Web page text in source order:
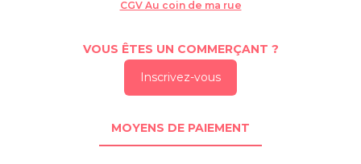
CGV Au coin de ma rue
VOUS ÊTES UN COMMERÇANT ?
Inscrivez-vous
MOYENS DE PAIEMENT